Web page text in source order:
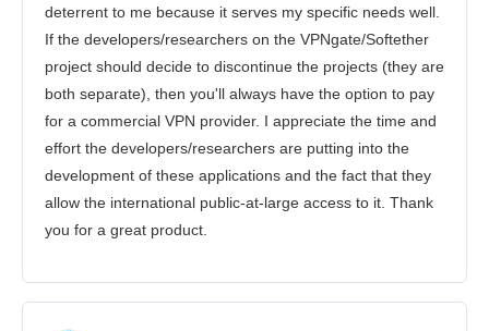
deterrent to me because it serves my specific needs well.
If the developers/researchers on the VPNgate/Softether
project should decide to discontinue the projects (they are
both separate), then you'll always have the option to pay
for a commercial VPN provider. I appreciate the time and
effort the developers/researchers are putting into the
development of these applications and the fact that they
allow the international public-at-large access to it. Thank
you for a great product.